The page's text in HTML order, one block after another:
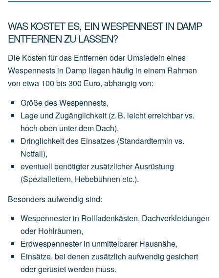
WAS KOSTET ES, EIN WESPENNEST IN DAMP
ENTFERNEN ZU LASSEN?
Die Kosten für das Entfernen oder Umsiedeln eines
Wespennests in Damp liegen häufig in einem Rahmen
von etwa 100 bis 300 Euro, abhängig von:
Größe des Wespennests,
Lage und Zugänglichkeit (z.B. leichterreichbarvs.
hoch oben unterdem Dach),
Dringlichkeit des Einsatzes (Standardtermin vs.
Notfall),
eventuell benötigterzusätzlicher Ausrüstung
(Spezialleitern, Hebebühnen etc.).
Besonders aufwendig sind:
Wespennester in Rollladenkästen, Dachverkleidungen
oder Hohlräumen,
Erdwespennester in unmittelbarer Hausnähe,
Einsätze, bei denen zusätzlich aufwendig gesichert
odergerüstetwerden muss.